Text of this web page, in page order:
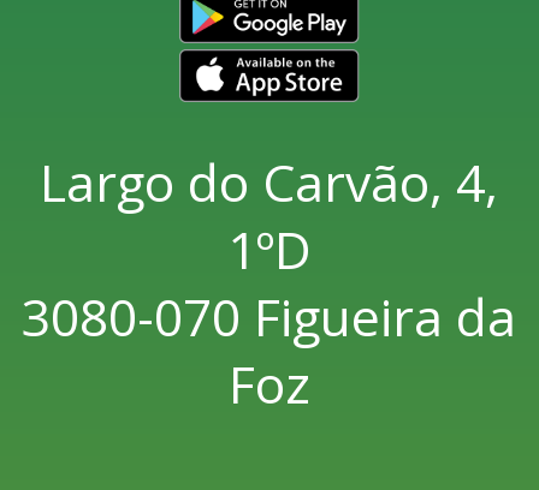
Largo do Carvão, 4,
1ºD
3080-070 Figueira da
Foz